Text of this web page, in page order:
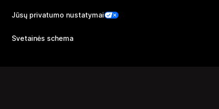
Jūsų privatumo nustatymai
Svetainės schema